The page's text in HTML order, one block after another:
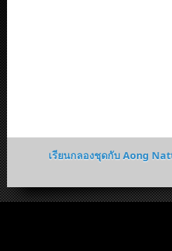
เรียนกลองชุดกับ Aong